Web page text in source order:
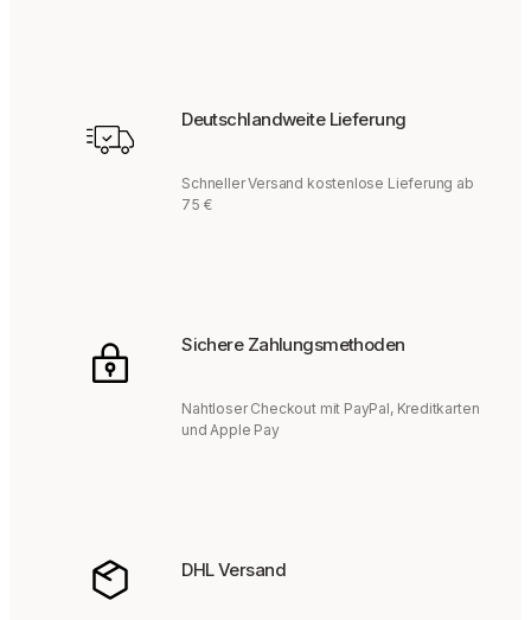
Deutschlandweite Lieferung
Schneller Versand kostenlose Lieferung ab
75 €
Sichere Zahlungsmethoden
Nahtloser Checkout mit PayPal, Kreditkarten
und Apple Pay
DHL Versand